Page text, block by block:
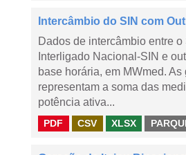
Intercâmbio do SIN com
Dados de intercâmbio entre o
Interligado Nacional-SIN e
base horária, em MWmed. As
representam a soma das
potência ativa...
PDF CSV XLSX